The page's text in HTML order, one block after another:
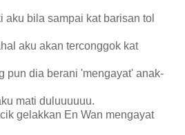
aku bila sampai kat barisan tol
aku akan terconggok kat
pun dia berani 'mengayat' anak-
mati duluuuuuu.
gelakkan En Wan mengayat